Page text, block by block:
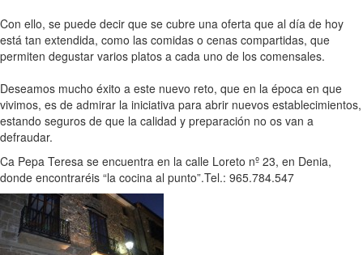
Con ello, se puede decir que se cubre una oferta que al día de hoy
está tan extendida, como las comidas o cenas compartidas, que
permiten degustar varios platos a cada uno de los comensales.
Deseamos mucho éxito a este nuevo reto, que en la época en que
vivimos, es de admirar la iniciativa para abrir nuevos establecimientos,
estando seguros de que la calidad y preparación no os van a
defraudar.
Ca Pepa Teresa se encuentra en la calle Loreto nº 23, en Denia,
donde encontraréis “la cocina al punto”.Tel.: 965.784.547